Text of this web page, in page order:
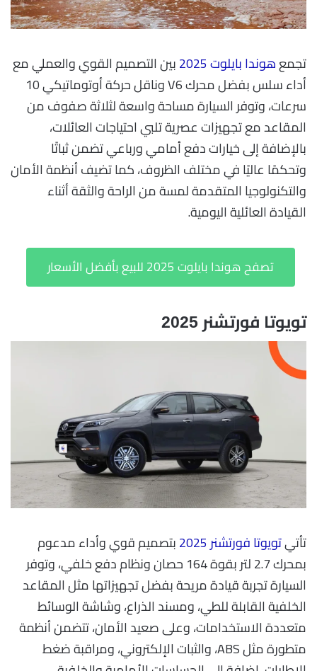
تجمعهوندا بايلوت 2025
بين التصميم القوي والعملي مع
أداء سلس بفضل محرك V6 وناقل حركة أوتوماتيكي 10
سرعات، وتوفر السيارة مساحة واسعة لثلاثة صفوف من
المقاعد مع تجهيزات عصرية تلبي احتياجات العائلات،
بالإضافة إلى خيارات دفع أمامي ورباعي تضمن ثباتًا
وتحكمًا عاليًا في مختلف الظروف، كما تضيف أنظمة الأمان
والتكنولوجيا المتقدمة لمسة من الراحة والثقة أثناء
القيادة العائلية اليومية.
تصفح هوندا بايلوت 2025 للبيع بأفضل الأسعار
تويوتا فورتشنر 2025
تأتيتويوتا فورتشنر 2025
بتصميم قوي وأداء مدعوم
بمحرك 2.7 لتر بقوة 164 حصان ونظام دفع خلفي، وتوفر
السيارة تجربة قيادة مريحة بفضل تجهيزاتها مثل المقاعد
الخلفية القابلة للطي، ومسند الذراع، وشاشة الوسائط
متعددة الاستخدامات، وعلى صعيد الأمان، تتضمن أنظمة
متطورة مثل ABS، والثبات الإلكتروني، ومراقبة ضغط